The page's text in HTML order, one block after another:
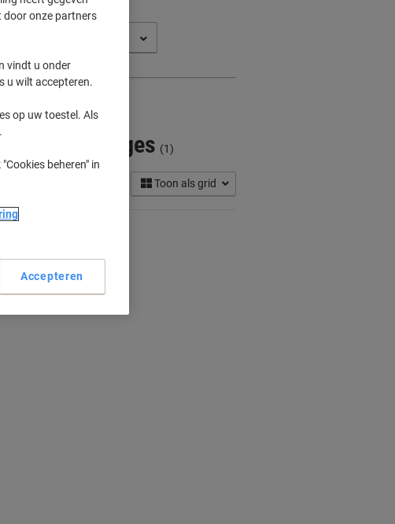
Cartridges (1)
Toon als grid
door onze partners
vindt u onder
u wilt accepteren.
op uw toestel. Als
beheren" in
Accepteren